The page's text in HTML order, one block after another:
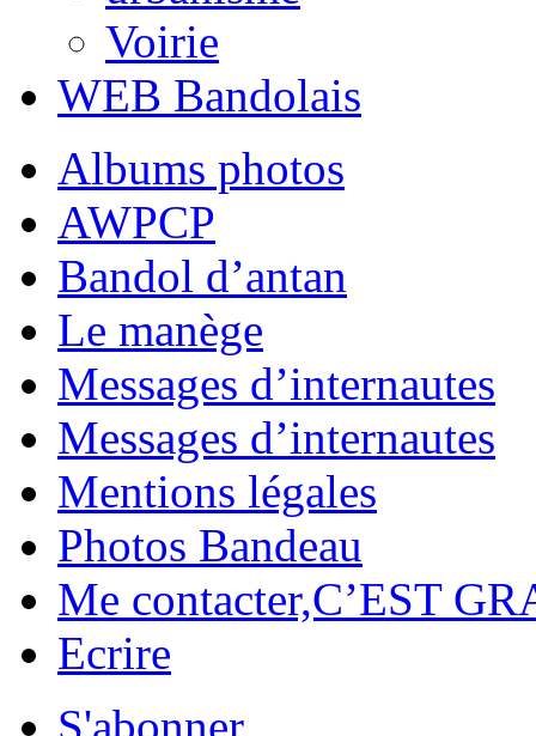
Voirie
WEB Bandolais
Albums photos
AWPCP
Bandol d’antan
Le manège
Messages d’internautes
Messages d’internautes
Mentions légales
Photos Bandeau
Me contacter,C’EST
Ecrire